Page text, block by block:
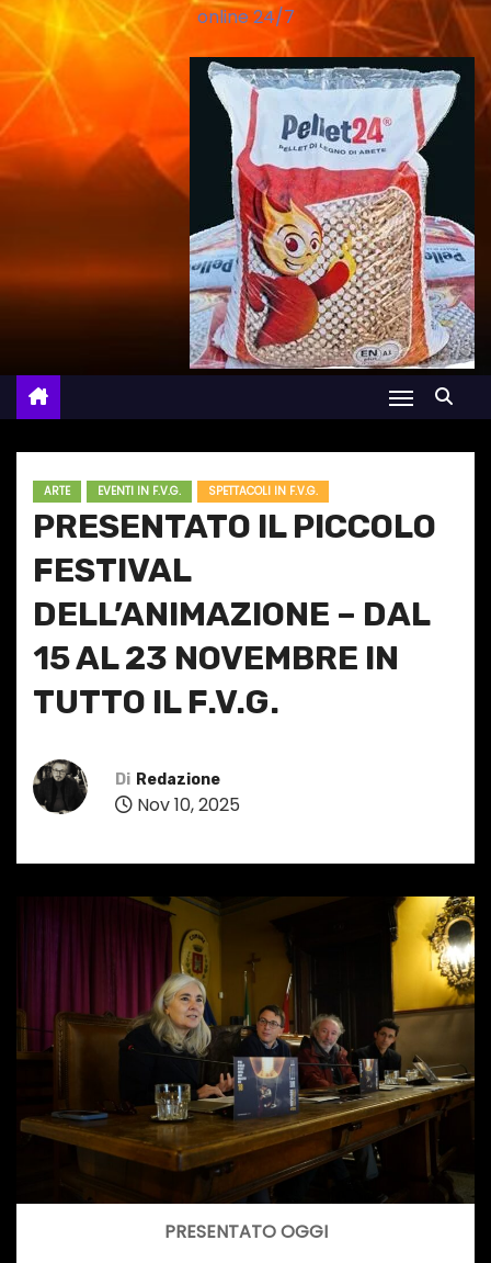
online 24/7
ARTE EVENTI IN F.V.G. SPETTACOLI IN F.V.G.
PRESENTATO IL PICCOLO
FESTIVAL
DELL’ANIMAZIONE – DAL
15 AL 23 NOVEMBRE IN
TUTTO IL F.V.G.
Di Redazione
Nov 10, 2025
PRESENTATO OGGI